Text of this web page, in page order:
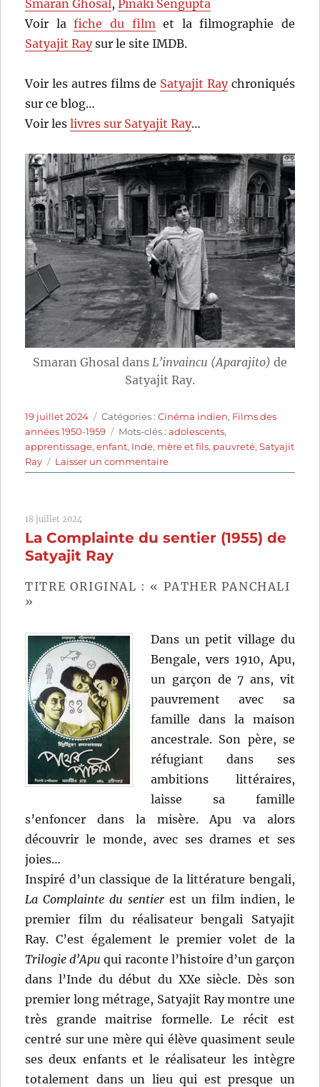
Smaran Ghosal , Pinaki Sengupta
Voir lafiche du film et la filmographie de
Satyajit Raysur le site IMDB.
Voir les autres films de Satyajit Raychroniqués
sur ce blog…
Voir leslivres sur Satyajit Ray…
Smaran Ghosal dans L’invaincu (Aparajito) de
Satyajit Ray.
Publié
le
19 juillet 2024 Catégories
Catégories :Cinéma indien, Films des
années 1950-1959
Étiquettes
Mots-clés :adolescents,
apprentissage,enfant, Inde, mère et fils, pauvreté,Satyajit
Ray
Laisser un commentairesur
L’Invaincu
Ray
18 juillet 2024
La Complainte du sentier (1955) de
Satyajit Ray
TITRE ORIGINAL : « PATHER PANCHALI
»
Dans un petit village du
Bengale, vers 1910, Apu,
un garçon de 7 ans, vit
pauvrement avec sa
famille dans la maison
ancestrale. Son père, se
réfugiant dans ses
ambitions littéraires,
laisse sa famille
s’enfoncer dans la misère. Apu va alors
découvrir le monde, avec ses drames et ses
joies…
Inspiré d’un classique de la littérature bengali,
La Complainte du sentier est un film indien, le
premier film du réalisateur bengali Satyajit
Ray. C’est également le premier volet de la
Trilogie d’Apu qui raconte l’histoire d’un garçon
dans l’Inde du début du XXe siècle. Dès son
premier long métrage, Satyajit Ray montre une
très grande maitrise formelle. Le récit est
centré sur une mère qui élève quasiment seule
ses deux enfants et le réalisateur les intègre
totalement dans un lieu qui est presque un